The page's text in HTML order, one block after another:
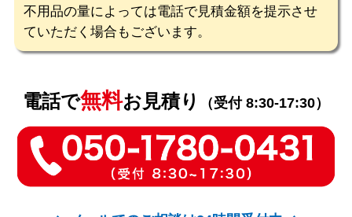
不用品の量によっては電話で見積金額を提示させ
ていただく場合もございます。
電話で無料お見積り （受付 8:30-17:30）